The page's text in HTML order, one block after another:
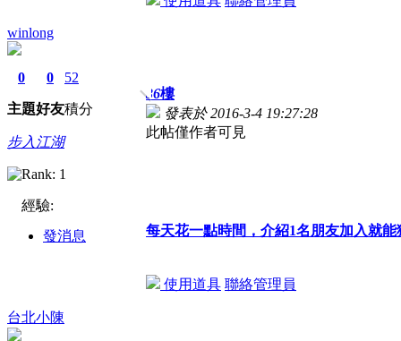
winlong
0
主題
0
好友
52
積分
步入江湖
經驗:
發消息
36樓
發表於 2016-3-4 19:27:28
此帖僅作者可見
每天花一點時間，介紹1名朋友加入就
使用道具 聯絡管理員
台北小陳